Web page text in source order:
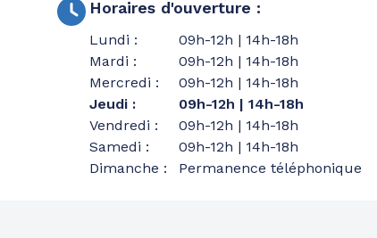
Horaires d'ouverture :
Lundi :
09h-12h | 14h-18h
Mardi :
09h-12h | 14h-18h
Mercredi :
09h-12h | 14h-18h
Jeudi :
09h-12h | 14h-18h
Vendredi :
09h-12h | 14h-18h
Samedi :
09h-12h | 14h-18h
Dimanche : Permanence téléphonique